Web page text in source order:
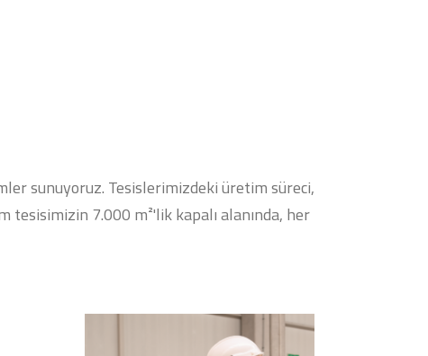
sunuyoruz. Tesislerimizdeki üretim süreci,
7.000 m²'lik kapalı alanında, her